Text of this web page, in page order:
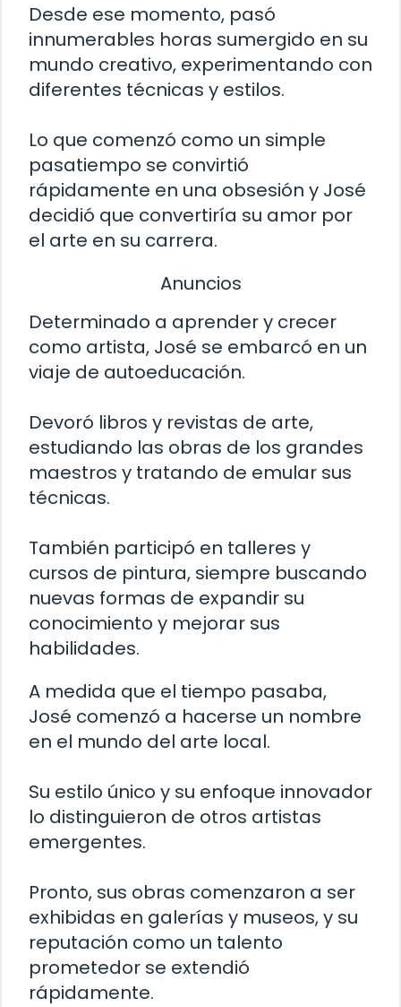
Desde ese momento, pasó
innumerables horas sumergido en su
mundo creativo, experimentando con
diferentes técnicas y estilos.
Lo que comenzó como un simple
pasatiempo se convirtió
rápidamente en una obsesión y José
decidió que convertiría su amor por
el arte en su carrera.
Anuncios
Determinado a aprender y crecer
como artista, José se embarcó en un
viaje de autoeducación.
Devoró libros y revistas de arte,
estudiando las obras de los grandes
maestros y tratando de emular sus
técnicas.
También participó en talleres y
cursos de pintura, siempre buscando
nuevas formas de expandir su
conocimiento y mejorar sus
habilidades.
A medida que el tiempo pasaba,
José comenzó a hacerse un nombre
en el mundo del arte local.
Su estilo único y su enfoque innovador
lo distinguieron de otros artistas
emergentes.
Pronto, sus obras comenzaron a ser
exhibidas en galerías y museos, y su
reputación como un talento
prometedor se extendió
rápidamente.